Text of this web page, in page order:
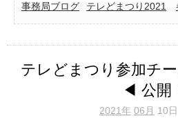
事務局ブログ
テレどまつり2021
テレどまつり参加チ
◀ 公開
2021年 06月 10